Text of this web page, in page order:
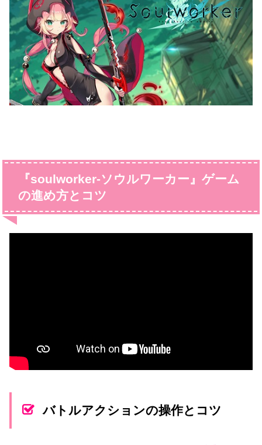
『soulworker-ソウルワーカー』ゲーム
の進め方とコツ
バトルアクションの操作とコツ